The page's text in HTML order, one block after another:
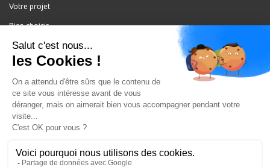
Votre projet
Bien choisir
Forum Au Fil du Bain
Nos produits
Gestion des cookies